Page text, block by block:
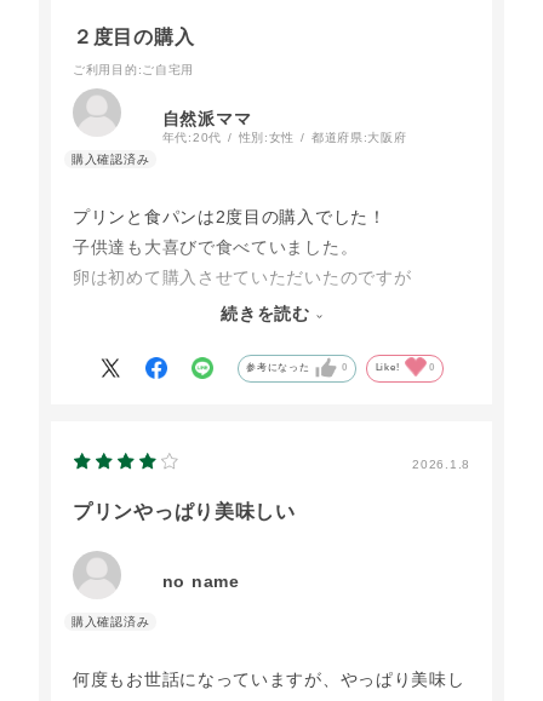
２度目の購入
ご利用目的 :ご自宅用
自然派ママ
年代:20代 性別:女性 都道府県:大阪府
プリンと食パンは2度目の購入でした！
子供達も大喜びで食べていました。
卵は初めて購入させていただいたのですが
1個1個が大きく、何より飼育環境の良さから
なくなり次第また購入したいと思っています。
続きを読む
参考になった 0 Like! 0
2026.1.8
プリンやっぱり美味しい
no name
何度もお世話になっていますが、やっぱり美味し